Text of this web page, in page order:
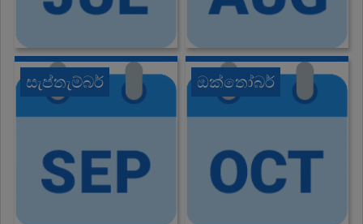
සැප්තැම්බර් ඔක්තෝබර්